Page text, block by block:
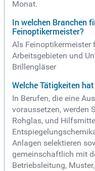
Monat.
In welchen Branchen
Feinoptikermeister?
Als Feinoptikermeister
Arbeitsgebieten und
Brillengläser
Welche Tätigkeiten
In Berufen, die eine
voraussetzen, werden
Rohglas, und
Anlagen selektieren
gemeinschaftlich mit
Betriebsleitung,